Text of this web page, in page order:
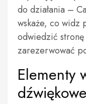
do działania –
wskaże, co widz
odwiedzić
zarezerwować
Elementy
dźwiękowe